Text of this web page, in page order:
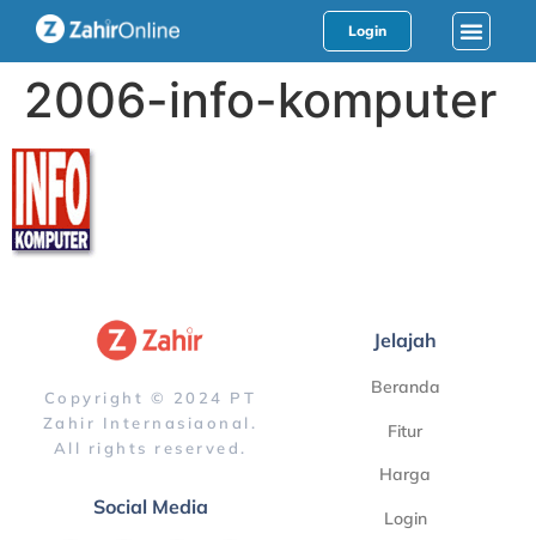
Login
2006-info-komputer
Copyright © 2024 PT
Zahir Internasiaonal.
All rights reserved.
Social Media
Jelajah
Beranda
Fitur
Harga
Login